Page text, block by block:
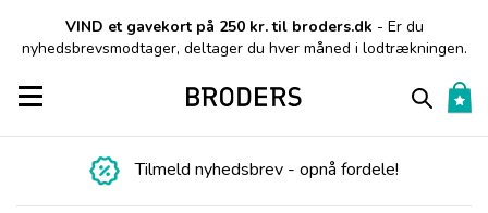
VIND et gavekort på 250 kr. til broders.dk - Er du
nyhedsbrevsmodtager, deltager du hver måned i lodtrækningen.
Toggle navigation
Tilmeld nyhedsbrev - opnå fordele!